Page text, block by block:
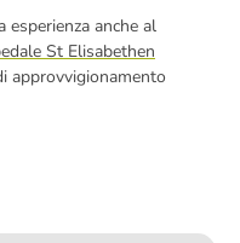
anche al
St Elisabethen
approvvigionamento